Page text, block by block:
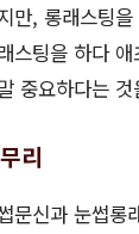
만, 롱래스팅
스팅을 하다
중요하다는
리
문신과 눈썹롱